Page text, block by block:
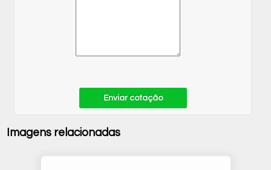
Enviar cotação
Imagens relacionadas